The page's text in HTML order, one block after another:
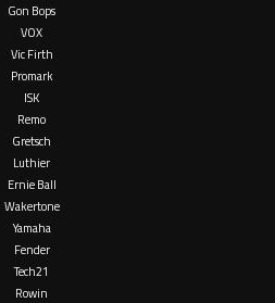
Gon Bops
VOX
Vic Firth
Promark
ISK
Remo
Gretsch
Luthier
Ernie Ball
Wakertone
Yamaha
Fender
Tech21
Rowin